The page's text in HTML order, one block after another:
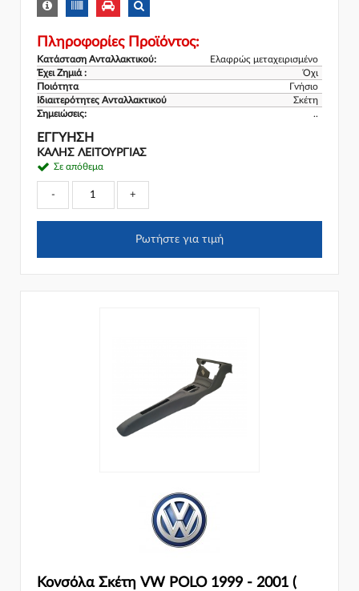
Πληροφορίες Προϊόντος:
Κατάσταση Ανταλλακτικού:
Ελαφρώς μεταχειρισμένο
Έχει Ζημιά :
Όχι
Ποιότητα
Γνήσιο
Ιδιαιτερότητες Ανταλλακτικού
Σκέτη
Σημειώσεις:
..
ΕΓΓΎΗΣΗ
ΚΑΛΗΣ ΛΕΙΤΟΥΡΓΙΑΣ
Σε απόθεμα
- +
Ρωτήστε για τιμή
Κονσόλα Σκέτη VW POLO 1999 - 2001 (